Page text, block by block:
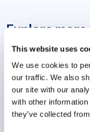
This website uses
We use cookies to
our traffic. We also
our site with our
with other
they’ve collected
Explore
Día Mundial de la